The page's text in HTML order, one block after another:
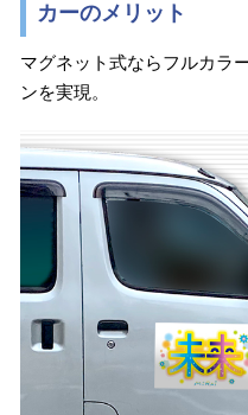
カーのメリット
マグネット式ならフルカラ
ンを実現。